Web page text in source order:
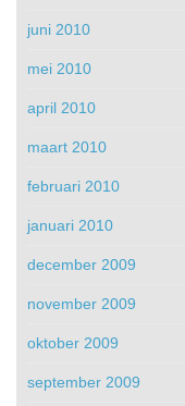
juni 2010
mei 2010
april 2010
maart 2010
februari 2010
januari 2010
december 2009
november 2009
oktober 2009
september 2009